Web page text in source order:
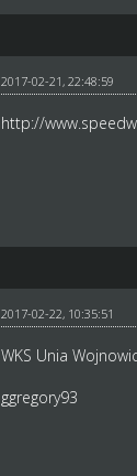
2017-02-21, 22:48:59
http://
2017-02-22, 10:35:51
WKS Unia
ggregory93